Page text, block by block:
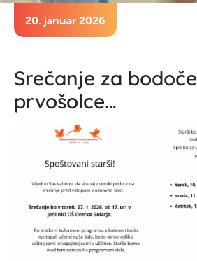
20. januar 2026
Srečanje za bodoče
prvošolce…